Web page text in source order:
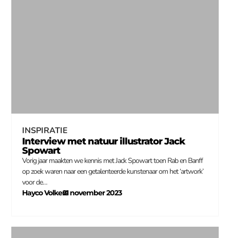
INSPIRATIE
Interview met natuur illustrator Jack
Spowart
Vorig jaar maakten we kennis met Jack Spowart toen Rab en Banff
op zoek waren naar een getalenteerde kunstenaar om het ‘artwork’
voor de…
Hayco Volkers
–
21 november 2023